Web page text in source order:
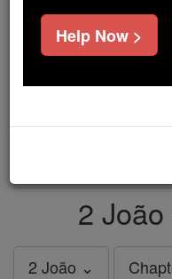
tools serving over
families worldwide.
and keep Catholic
2
2 João ⌄
Help Now >